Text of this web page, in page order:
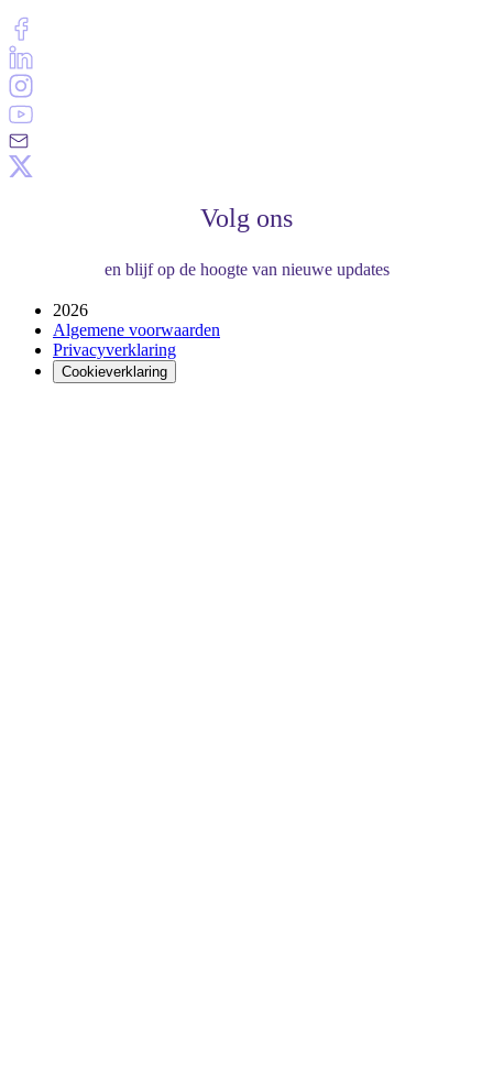
Volg ons
en blijf op de hoogte van nieuwe updates
2026
Algemene voorwaarden
Privacyverklaring
Cookieverklaring